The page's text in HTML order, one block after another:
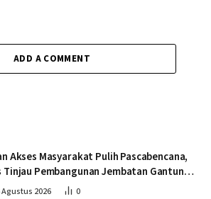
ADD A COMMENT
Akses Masyarakat Pulih Pascabencana,
Tinjau Pembangunan Jembatan Gantung
2026 0